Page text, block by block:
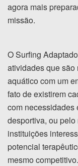
agora mais
missão.
O Surfing
atividades que
aquático com um
fato de existirem
com necessidades
desportiva, ou
instituições
potencial
mesmo competitivo.